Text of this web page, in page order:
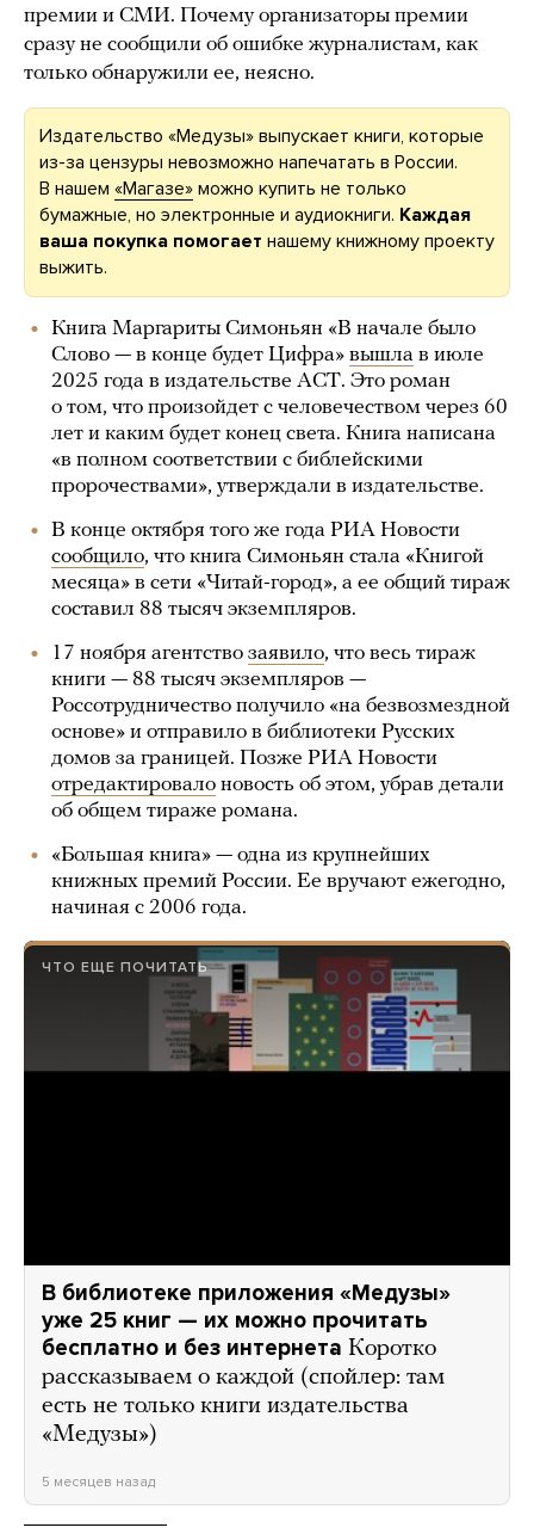
премии и СМИ. Почему организаторы премии
сразу не сообщили об ошибке журналистам, как
только обнаружили ее, неясно.
Издательство «Медузы» выпускает книги, которые
из-за цензуры невозможно напечатать в России.
В нашем «Магазе» можно купить не только
бумажные, но электронные и аудиокниги. Каждая
ваша покупка помогает нашему книжному проекту
выжить.
Книга Маргариты Симоньян «В начале было
Слово — в конце будет Цифра» вышла в июле
2025 года в издательстве АСТ. Это роман
о том, что произойдет с человечеством через 60
лет и каким будет конец света. Книга написана
«в полном соответствии с библейскими
пророчествами», утверждали в издательстве.
В конце октября того же года РИА Новости
сообщило, что книга Симоньян стала «Книгой
месяца» в сети «Читай-город», а ее общий тираж
составил 88 тысяч экземпляров.
17 ноября агентство заявило, что весь тираж
книги — 88 тысяч экземпляров —
Россотрудничество получило «на безвозмездной
основе» и отправило в библиотеки Русских
домов за границей. Позже РИА Новости
отредактировало новость об этом, убрав детали
об общем тираже романа.
«Большая книга» — одна из крупнейших
книжных премий России. Ее вручают ежегодно,
начиная с 2006 года.
ЧТО ЕЩЕ ПОЧИТАТЬ
В библиотеке приложения «Медузы»
уже 25 книг — их можно прочитать
бесплатно и без интернета Коротко
рассказываем о каждой (спойлер: там
есть не только книги издательства
«Медузы»)
5 месяцев назад